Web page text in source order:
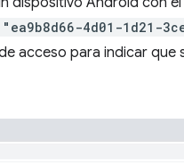
"ea9b8d66-4d01-1d21-
acceso para indicar